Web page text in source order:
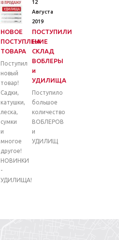
26
Марта
2020
НОВОЕ
ПОСТУПЛЕНИЕ
ТОВАРА
Поступил
новый
товар!
Садки,
катушки,
леска,
сумки
и
многое
другое!
НОВИНКИ
-
УДИЛИЩА!
12
Августа
2019
ПОСТУПИЛИ
НА
СКЛАД
ВОБЛЕРЫ
и
УДИЛИЩА
Поступило
большое
количество
ВОБЛЕРОВ
и
УДИЛИЩ